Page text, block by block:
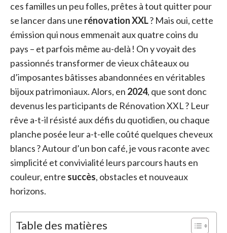
ces familles un peu folles, prêtes à tout quitter pour
se lancer dans une rénovation XXL? Mais oui, cette
émission qui nous emmenait aux quatre coins du
pays – et parfois même au-delà ! On y voyait des
passionnés transformer de vieux châteaux ou
d’imposantes bâtisses abandonnées en véritables
bijoux patrimoniaux. Alors, en 2024, que sont donc
devenus les participants de Rénovation XXL ? Leur
rêve a-t-il résisté aux défis du quotidien, ou chaque
planche posée leur a-t-elle coûté quelques cheveux
blancs ? Autour d’un bon café, je vous raconte avec
simplicité et convivialité leurs parcours hauts en
couleur, entre succès, obstacles et nouveaux
horizons.
Table des matières